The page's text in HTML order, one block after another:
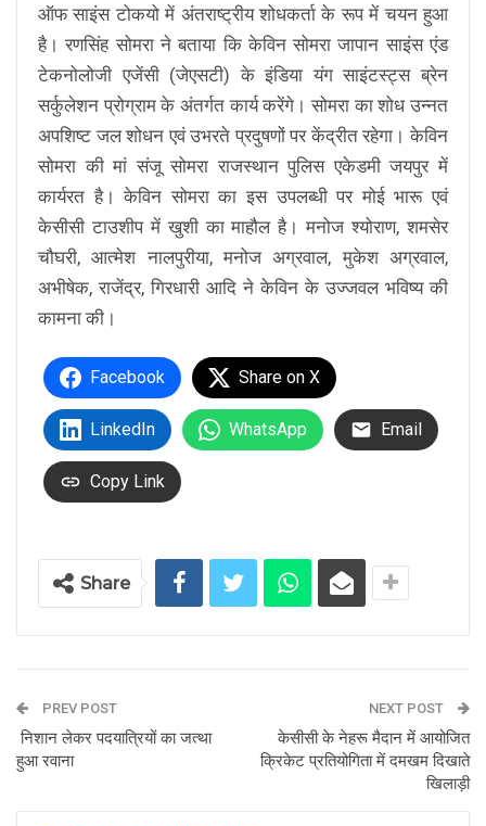
ऑफ साइंस टोकयो में अंतराष्ट्रीय शोधकर्ता के रूप में चयन हुआ
है। रणसिंह सोमरा ने बताया कि केविन सोमरा जापान साइंस एंड
टेकनोलोजी एजेंसी (जेएसटी) के इंडिया यंग साइंटस्ट्स ब्रेन
सर्कुलेशन प्रोग्राम के अंतर्गत कार्य करेंगे। सोमरा का शोध उन्नत
अपशिष्ट जल शोधन एवं उभरते प्रदुषणों पर केंद्रीत रहेगा। केविन
सोमरा की मां संजू सोमरा राजस्थान पुलिस एकेडमी जयपुर में
कार्यरत है। केविन सोमरा का इस उपलब्धी पर मोई भारू एवं
केसीसी टाउशीप में खुशी का माहौल है। मनोज श्योराण, शमसेर
चौघरी, आत्मेश नालपुरीया, मनोज अग्रवाल, मुकेश अग्रवाल,
अभीषेक, राजेंद्र, गिरधारी आदि ने केविन के उज्जवल भविष्य की
कामना की।
Facebook Share on X
LinkedIn WhatsApp Email
Copy Link
Share
PREV POST
निशान लेकर पदयात्रियों का जत्था
हुआ रवाना
NEXT POST
केसीसी के नेहरू मैदान में आयोजित
क्रिकेट प्रतियोगिता में दमखम दिखाते
खिलाड़ी